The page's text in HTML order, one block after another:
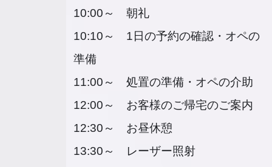
10:00～ 朝礼
10:10～ 1日の予約の確認・オペの
準備
11:00～ 処置の準備・オペの介助
12:00～ お客様のご帰宅のご案内
12:30～ お昼休憩
13:30～ レーザー照射